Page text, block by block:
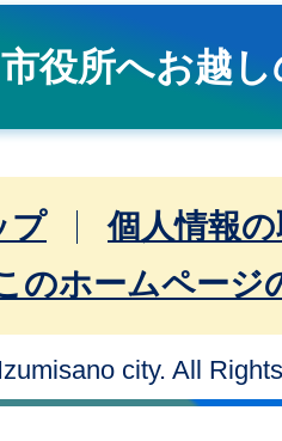
市役所へお越
プ
個人情報
のホームページ
city. All